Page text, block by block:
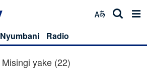
Nyumbani Radio
yake (22)